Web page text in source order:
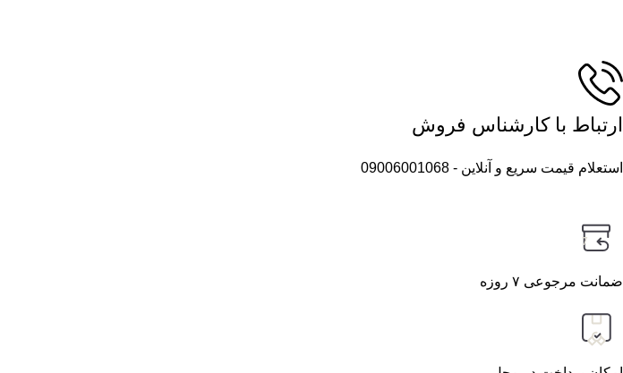
ارتباط با کارشناس فروش
استعلام قیمت سریع و آنلاین - 09006001068
7
ضمانت مرجوعی ۷ روزه